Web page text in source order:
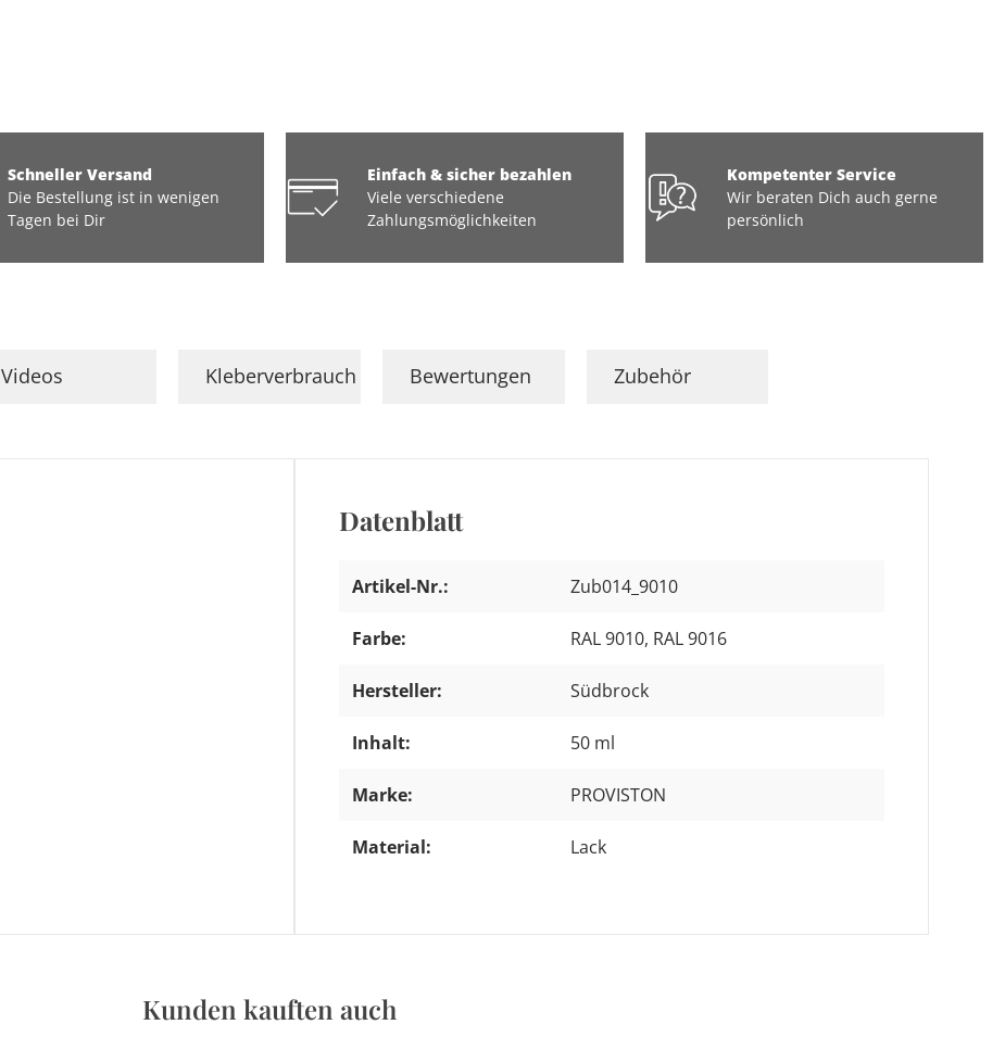
Schneller Versand
Die Bestellung ist in wenigen
Tagen bei Dir
Einfach & sicher bezahlen
Viele verschiedene
Zahlungsmöglichkeiten
Kompetenter Service
Wir beraten Dich auch gerne
persönlich
Videos Kleberverbrauch Bewertungen Zubehör
Datenblatt
Artikel-Nr.: Zub014_9010
Farbe: RAL 9010, RAL 9016
Hersteller: Südbrock
Inhalt: 50 ml
Marke: PROVISTON
Material: Lack
Kunden kauften auch